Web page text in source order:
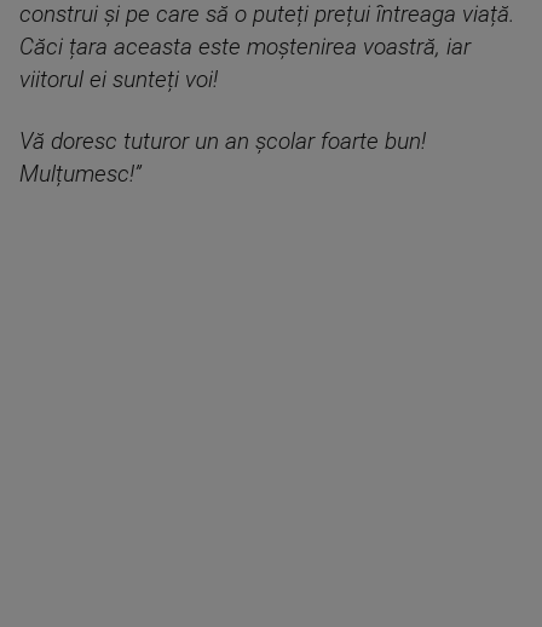
construi și pe care să o puteți prețui întreaga viață.
Căci țara aceasta este moștenirea voastră, iar
viitorul ei sunteți voi!
Vă doresc tuturor un an școlar foarte bun!
Mulțumesc!”